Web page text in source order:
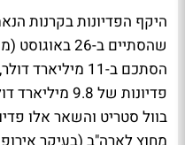
היקף הפדיונות בקרנות
שהסתיים ב-26
הסתכם ב-11
פדיונות של
בוול סטריט והשאר אלו